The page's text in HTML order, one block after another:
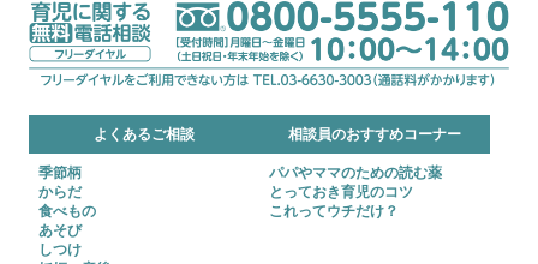
よくあるご相談
季節柄
からだ
食べもの
あそび
しつけ
相談員のおすすめコーナー
パパやママのための読む薬
とっておき育児のコツ
これってウチだけ？